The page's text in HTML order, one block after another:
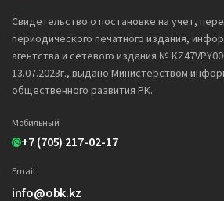
Свидетельство о постановке на учет,
периодического печатного издания,
агентства и сетевого издания №
13.07.2023г., выдано Министерством
общественного развития РК.
Мобильный
+7 (705) 217-02-17
Email
info@obk.kz